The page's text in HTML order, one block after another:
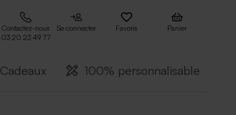
Contactez-nous
03 20 23 49 77
Se connecter Favoris Panier
Cadeaux 100% personnalisable